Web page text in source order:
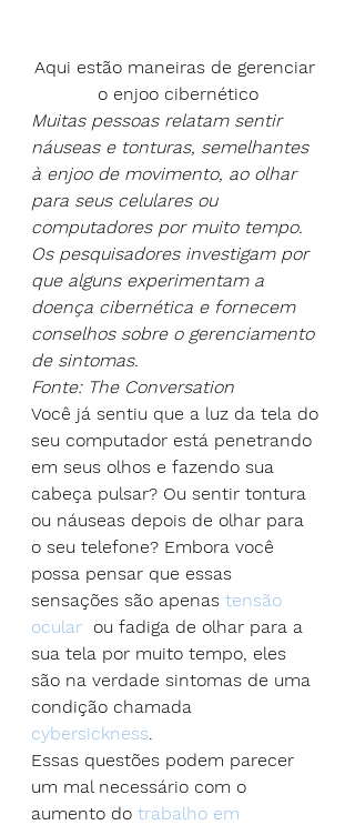
Aqui estão maneiras de gerenciar
o enjoo cibernético
Muitas pessoas relatam sentir
náuseas e tonturas, semelhantes
à enjoo de movimento, ao olhar
para seus celulares ou
computadores por muito tempo.
Os pesquisadores investigam por
que alguns experimentam a
doença cibernética e fornecem
conselhos sobre o gerenciamento
de sintomas.
Fonte: The Conversation
Você já sentiu que a luz da tela do
seu computador está penetrando
em seus olhos e fazendo sua
cabeça pulsar? Ou sentir tontura
ou náuseas depois de olhar para
o seu telefone? Embora você
possa pensar que essas
sensações são apenas tensão
ocular
  ou fadiga de olhar para a
sua tela por muito tempo, eles
são na verdade sintomas de uma
condição chamada
cybersickness.
Essas questões podem parecer
um mal necessário com o
aumento do trabalho em